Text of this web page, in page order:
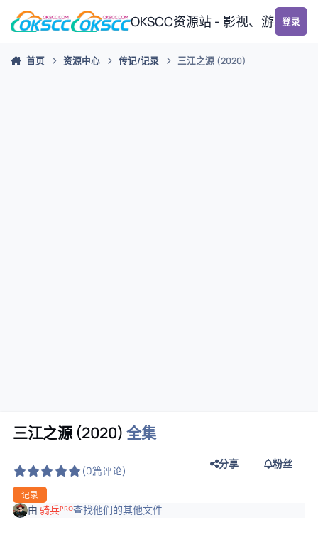
跳转到帖子
OKSCC资源站 - 影视、游戏、
登录
首页 资源中心 传记/记录 三江之源 (2020)
三江之源 (2020)全集
(0篇评论)
记录
分享 粉丝
由骑兵ᴾᴿᴼ查找他们的其他文件